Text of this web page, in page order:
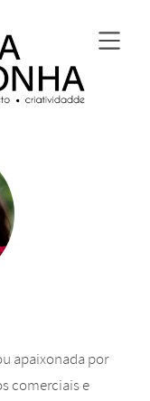
apaixonada por
comerciais e